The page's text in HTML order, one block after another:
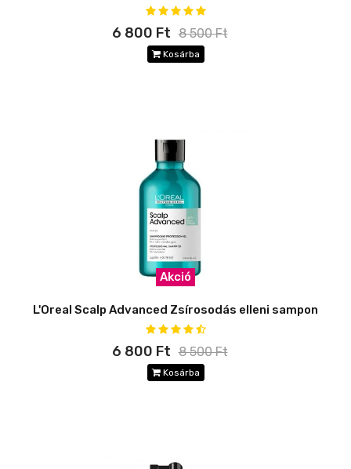
6 800 Ft 8 500 Ft
Kosárba
Akció
L'Oreal Scalp Advanced Zsírosodás elleni sampon
6 800 Ft 8 500 Ft
Kosárba